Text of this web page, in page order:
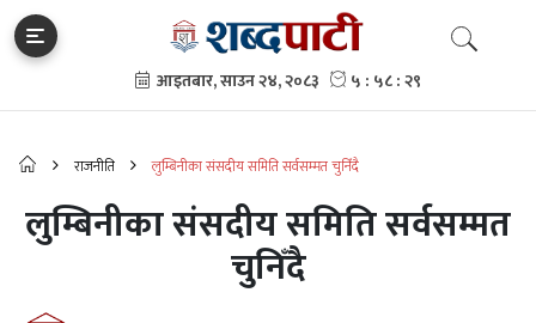
राजनीति लुम्बिनीका संसदीय समिति सर्वसम्मत चुनिँदै
लुम्बिनीका संसदीय समिति सर्वसम्मत
चुनिँदै